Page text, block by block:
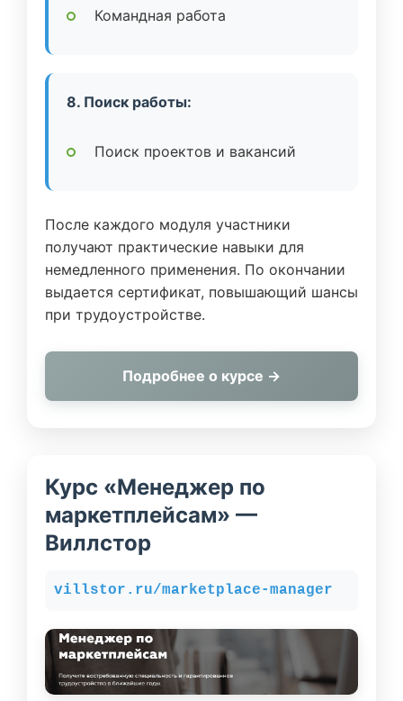
Командная работа
8. Поиск работы:
Поиск проектов и вакансий
После каждого модуля участники
получают практические навыки для
немедленного применения. По окончании
выдается сертификат, повышающий шансы
при трудоустройстве.
Подробнее о курсе →
Курс «Менеджер по
маркетплейсам» —
Виллстор
villstor.ru/marketplace-manager